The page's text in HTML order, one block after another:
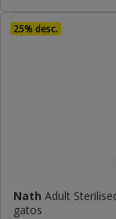
25% desc.
Nath Adult
gatos